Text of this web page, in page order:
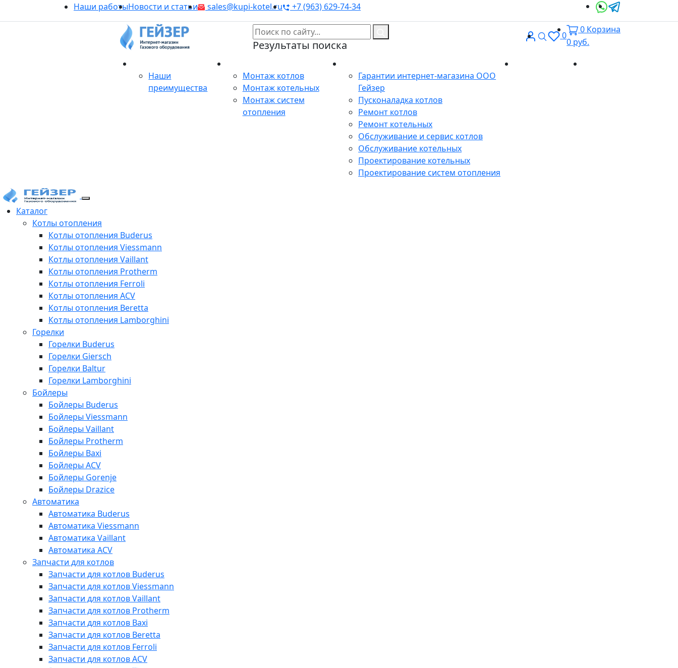
Наши работыНовости и статьи sales@kupi-kotel.ru +7 (963) 629-74-34
Результаты поиска
ВходПоиск
0
0 Корзина
0 руб.
Наши
преимущества
Монтаж котлов
Монтаж котельных
Монтаж систем
отопления
Гарантии интернет-магазина ООО
Гейзер
Пусконаладка котлов
Ремонт котлов
Ремонт котельных
Обслуживание и сервис котлов
Обслуживание котельных
Проектирование котельных
Проектирование систем отопления
Каталог
Котлы отопления
Котлы отопления Buderus
Котлы отопления Viessmann
Котлы отопления Vaillant
Котлы отопления Protherm
Котлы отопления Ferroli
Котлы отопления ACV
Котлы отопления Beretta
Котлы отопления Lamborghini
Горелки
Горелки Buderus
Горелки Giersch
Горелки Baltur
Горелки Lamborghini
Бойлеры
Бойлеры Buderus
Бойлеры Viessmann
Бойлеры Vaillant
Бойлеры Protherm
Бойлеры Baxi
Бойлеры ACV
Бойлеры Gorenje
Бойлеры Drazice
Автоматика
Автоматика Buderus
Автоматика Viessmann
Автоматика Vaillant
Автоматика ACV
Запчасти для котлов
Запчасти для котлов Buderus
Запчасти для котлов Viessmann
Запчасти для котлов Vaillant
Запчасти для котлов Protherm
Запчасти для котлов Baxi
Запчасти для котлов Beretta
Запчасти для котлов Ferroli
Запчасти для котлов ACV